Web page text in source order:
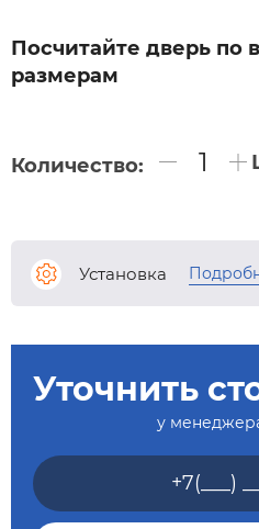
Посчитайте дверь по
размерам
Количество:
Установка
Уточнить
у